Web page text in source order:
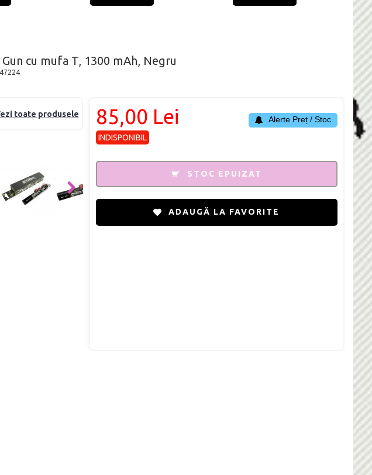
cu mufa T, 1300 mAh, Negru
toate produsele 85,00 Lei
INDISPONIBIL
Alerte Preț / Stoc
STOC EPUIZAT
ADAUGĂ LA FAVORITE